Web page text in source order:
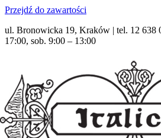
Przejdź do zawartości
ul. Bronowicka 19, Kraków | tel. 12 638
17:00, sob. 9:00 – 13:00